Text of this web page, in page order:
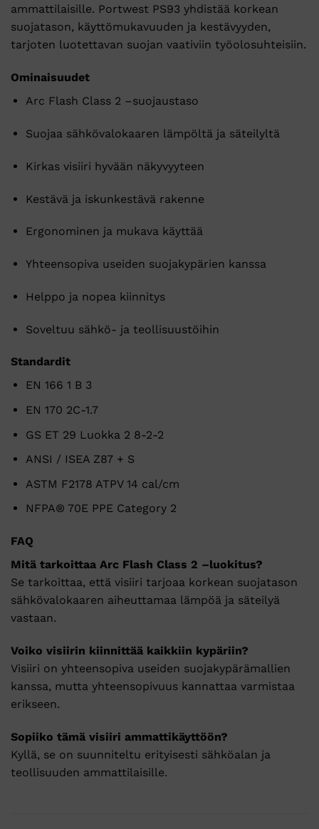
ammattilaisille. Portwest PS93 yhdistää korkean
suojatason, käyttömukavuuden ja kestävyyden,
tarjoten luotettavan suojan vaativiin työolosuhteisiin.
Ominaisuudet
Arc Flash Class 2 –suojaustaso
Suojaa sähkövalokaaren lämpöltä ja säteilyltä
Kirkas visiiri hyvään näkyvyyteen
Kestävä ja iskunkestävä rakenne
Ergonominen ja mukava käyttää
Yhteensopiva useiden suojakypärien kanssa
Helppo ja nopea kiinnitys
Soveltuu sähkö- ja teollisuustöihin
Standardit
EN 166 1 B 3
EN 170 2C-1.7
GS ET 29 Luokka 2 8-2-2
ANSI / ISEA Z87 + S
ASTM F2178 ATPV 14 cal/cm
NFPA® 70E PPE Category 2
FAQ
Mitä tarkoittaa Arc Flash Class 2 –luokitus?
Se tarkoittaa, että visiiri tarjoaa korkean suojatason
sähkövalokaaren aiheuttamaa lämpöä ja säteilyä
vastaan.
Voiko visiirin kiinnittää kaikkiin kypäriin?
Visiiri on yhteensopiva useiden suojakypärämallien
kanssa, mutta yhteensopivuus kannattaa varmistaa
erikseen.
Sopiiko tämä visiiri ammattikäyttöön?
Kyllä, se on suunniteltu erityisesti sähköalan ja
teollisuuden ammattilaisille.